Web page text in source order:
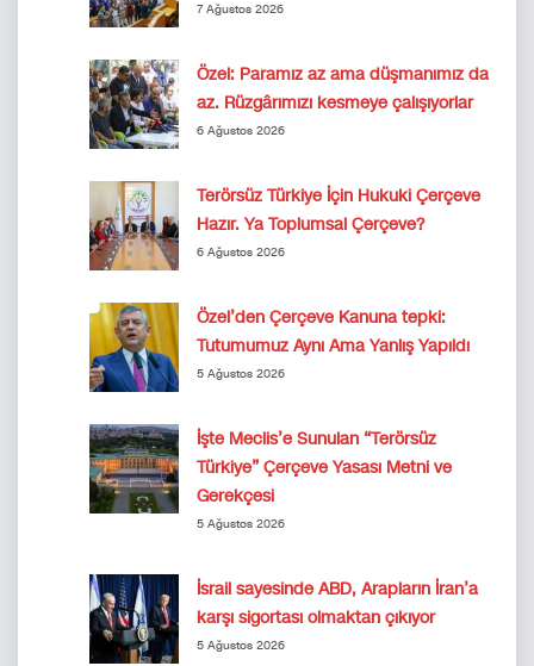
7 Ağustos 2026
Özel: Paramız az ama düşmanımız da
az. Rüzgârımızı kesmeye çalışıyorlar
6 Ağustos 2026
Terörsüz Türkiye İçin Hukuki Çerçeve
Hazır. Ya Toplumsal Çerçeve?
6 Ağustos 2026
Özel’den Çerçeve Kanuna tepki:
Tutumumuz Aynı Ama Yanlış Yapıldı
5 Ağustos 2026
İşte Meclis’e Sunulan “Terörsüz
Türkiye” Çerçeve Yasası Metni ve
Gerekçesi
5 Ağustos 2026
İsrail sayesinde ABD, Arapların İran’a
karşı sigortası olmaktan çıkıyor
5 Ağustos 2026